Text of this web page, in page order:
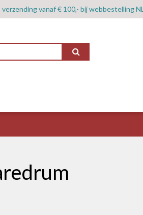
vanaf € 100,- bij webbestelling NL